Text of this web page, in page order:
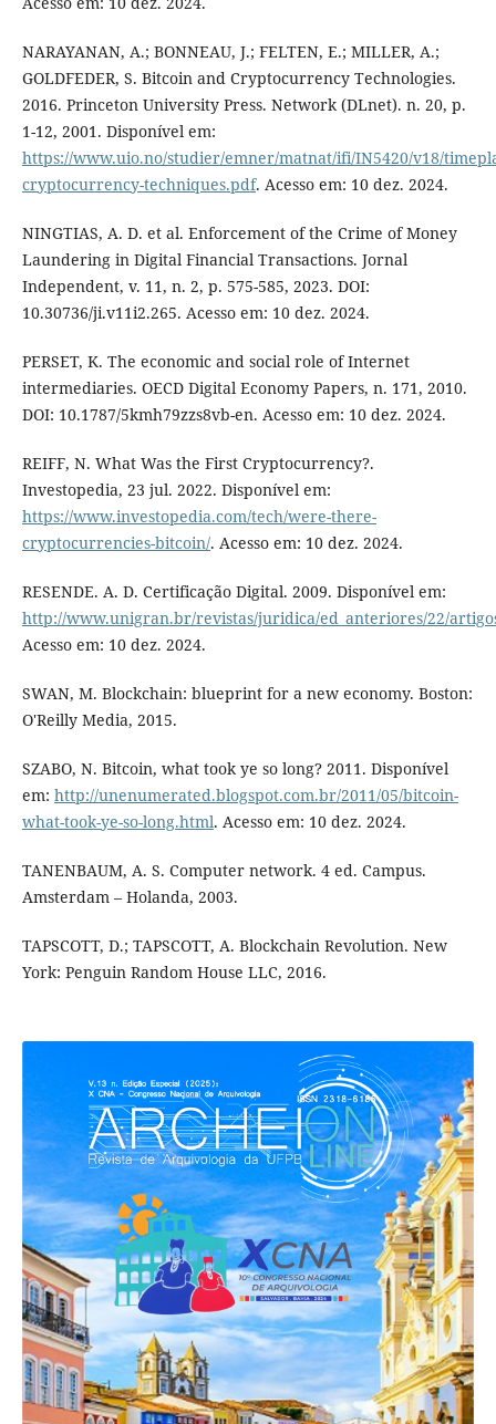
NARAYANAN, A.; BONNEAU, J.; FELTEN, E.; MILLER, A.;
GOLDFEDER, S. Bitcoin and Cryptocurrency Technologies.
2016. Princeton University Press. Network (DLnet). n. 20, p.
1-12, 2001. Disponível em:
https://www.uio.no/studier/emner/matnat/ifi/IN5420/v18/
cryptocurrency-techniques.pdf. Acesso em: 10 dez. 2024.
NINGTIAS, A. D. et al. Enforcement of the Crime of Money
Laundering in Digital Financial Transactions. Jornal
Independent, v. 11, n. 2, p. 575-585, 2023. DOI:
10.30736/ji.v11i2.265. Acesso em: 10 dez. 2024.
PERSET, K. The economic and social role of Internet
intermediaries. OECD Digital Economy Papers, n. 171, 2010.
DOI: 10.1787/5kmh79zzs8vb-en. Acesso em: 10 dez. 2024.
REIFF, N. What Was the First Cryptocurrency?.
Investopedia, 23 jul. 2022. Disponível em:
https://www.investopedia.com/tech/were-there-
cryptocurrencies-bitcoin/. Acesso em: 10 dez. 2024.
RESENDE. A. D. Certificação Digital. 2009. Disponível em:
http://www.unigran.br/revistas/juridica/ed_anteriores/22/
Acesso em: 10 dez. 2024.
SWAN, M. Blockchain: blueprint for a new economy. Boston:
O'Reilly Media, 2015.
SZABO, N. Bitcoin, what took ye so long? 2011. Disponível
em: http://unenumerated.blogspot.com.br/2011/05/bitcoin-
what-took-ye-so-long.html. Acesso em: 10 dez. 2024.
TANENBAUM, A. S. Computer network. 4 ed. Campus.
Amsterdam – Holanda, 2003.
TAPSCOTT, D.; TAPSCOTT, A. Blockchain Revolution. New
York: Penguin Random House LLC, 2016.